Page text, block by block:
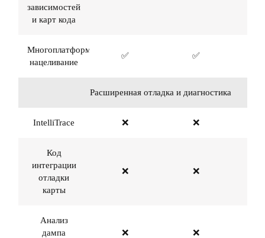
зависимостей
и карт кода
Многоплатформенное
нацеливание
✅ ✅
Расширенная отладка и диагностика
IntelliTrace ❌ ❌
Код
интеграции
отладки
карты
❌ ❌
Анализ
дампа
❌ ❌